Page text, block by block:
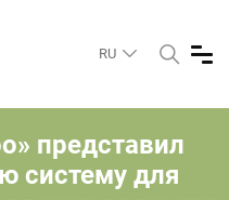
RU
представил
систему для